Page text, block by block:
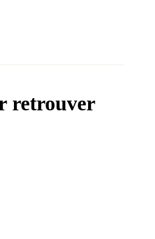
retrouver